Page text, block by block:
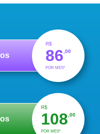
R$
86 ,00
POR MES*
R$
108 ,00
POR MES*